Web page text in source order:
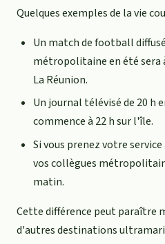
Quelques exemples de la vie
Un match de football
métropolitaine en été sera
La Réunion.
Un journal télévisé de 20
commence à 22 h sur l'île.
Si vous prenez votre
vos collègues
matin.
Cette différence peut paraître
d'autres destinations